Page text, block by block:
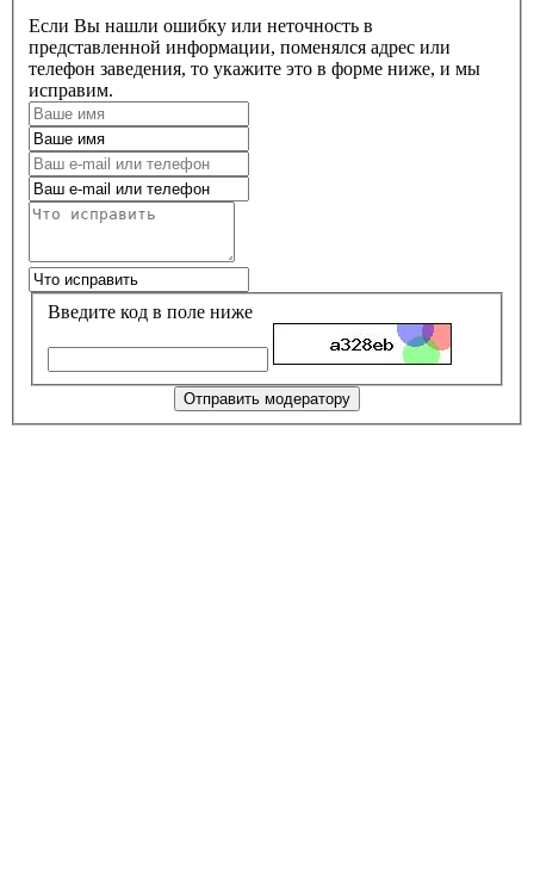
Если Вы нашли ошибку или неточность в
представленной информации, поменялся адрес или
телефон заведения, то укажите это в форме ниже, и мы
исправим.
Введите код в поле ниже
Отправить модератору